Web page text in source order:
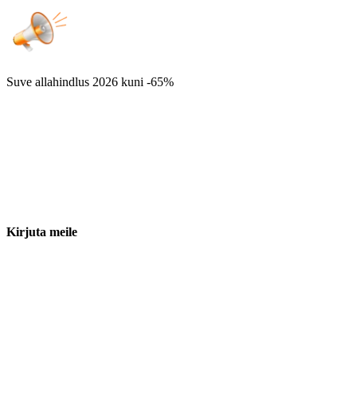
Suve allahindlus 2026 kuni -65%
Kirjuta meile